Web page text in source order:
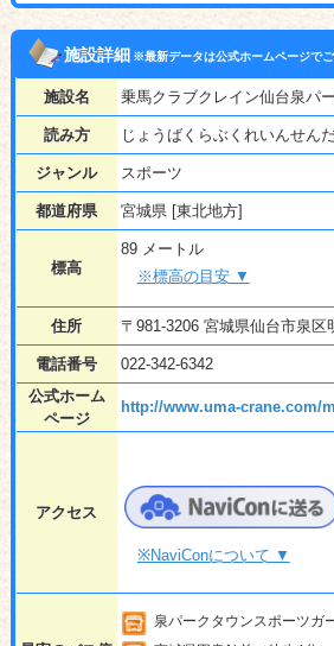
施設詳細※最新データは公式ホームページでご
施設名 乗馬クラブクレイン仙台泉パ
読み方 じょうばくらぶくれいんせん
ジャンル スポーツ
都道府県 宮城県 [東北地方]
標高
89 メートル
※標高の目安 ▼
住所 〒981-3206 宮城県仙台市泉区
電話番号
022-342-6342
公式ホーム
ページ
http://www.uma-crane.com/
アクセス
※NaviConについて ▼
泉パークタウンスポーツガ